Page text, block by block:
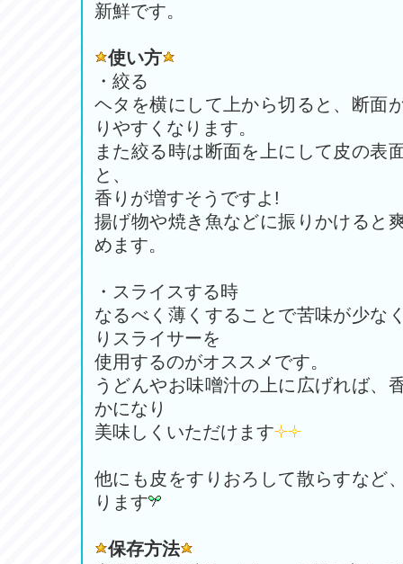
新鮮です。
使い方
・絞る
ヘタを横にして上から切ると、断面
りやすくなります。
また絞る時は断面を上にして皮の表
と、
香りが増すそうですよ!
揚げ物や焼き魚などに振りかけると
めます。
・スライスする時
なるべく薄くすることで苦味が少な
りスライサーを
使用するのがオススメです。
うどんやお味噌汁の上に広げれば、
かになり
美味しくいただけます
他にも皮をすりおろして散らすなど
ります
保存方法